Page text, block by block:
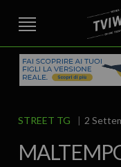
STREET TG
AREA BERICA
EDITORIALE ITALIA E
SPORT
IL GRAFFIO
STREET TG 2